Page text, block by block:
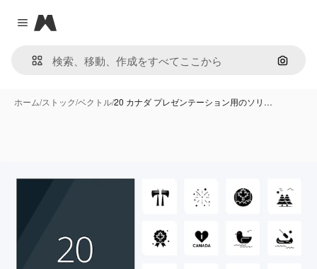
Close menu
Magnific
画像で
ホーム/ストック/ベクトル/20 カナダ プレゼンテーション用のソリ…